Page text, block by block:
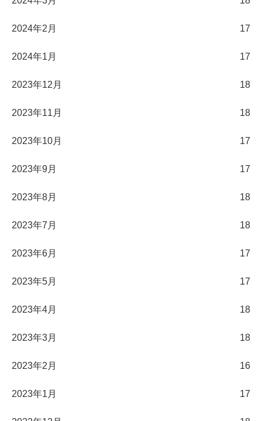
2024年2月 17
2024年1月 17
2023年12月 18
2023年11月 18
2023年10月 17
2023年9月 17
2023年8月 18
2023年7月 18
2023年6月 17
2023年5月 17
2023年4月 18
2023年3月 18
2023年2月 16
2023年1月 17